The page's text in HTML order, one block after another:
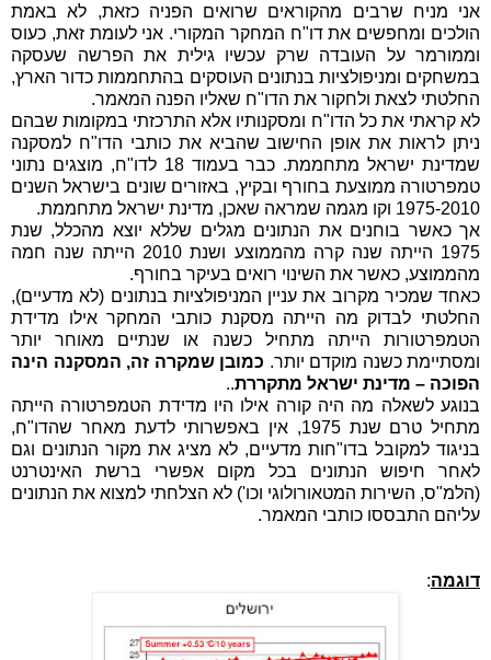
אני מניח שרבים מהקוראים שרואים הפניה כזאת, לא באמת
הולכים ומחפשים את דו"ח המחקר המקורי. אני לעומת זאת, כעוס
וממורמר על העובדה שרק עכשיו גילית את הפרשה שעסקה
במשחקים ומניפולציות בנתונים העוסקים בהתחממות כדור הארץ,
החלטתי לצאת ולחקור את הדו"ח שאליו הפנה המאמר.
לא קראתי את כל הדו"ח ומסקנותיו אלא התרכזתי במקומות שבהם
ניתן לראות את אופן החישוב שהביא את כותבי הדו"ח למסקנה
שמדינת ישראל מתחממת. כבר בעמוד 18 לדו"ח, מוצגים נתוני
טמפרטורה ממוצעת בחורף ובקיץ, באזורים שונים בישראל השנים
1975-2010 וקו מגמה שמראה שאכן, מדינת ישראל מתחממת.
אך כאשר בוחנים את הנתונים מגלים שללא יוצא מהכלל, שנת
1975 הייתה שנה קרה מהממוצע ושנת 2010 הייתה שנה חמה
מהממוצע, כאשר את השינוי רואים בעיקר בחורף.
כאחד שמכיר מקרוב את עניין המניפולציות בנתונים (לא מדעיים),
החלטתי לבדוק מה הייתה מסקנת כותבי המחקר אילו מדידת
הטמפרטורות הייתה מתחיל כשנה או שנתיים מאוחר יותר
ומסתיימת כשנה מוקדם יותר. כמובן שמקרה זה, המסקנה הינה
הפוכה – מדינת ישראל מתקררת..
בנוגע לשאלה מה היה קורה אילו היו מדידת הטמפרטורה הייתה
מתחיל טרם שנת 1975, אין באפשרותי לדעת מאחר שהדו"ח,
בניגוד למקובל בדו"חות מדעיים, לא מציג את מקור הנתונים וגם
לאחר חיפוש הנתונים בכל מקום אפשרי ברשת האינטרנט
(הלמ"ס, השירות המטאורולוגי וכו') לא הצלחתי למצוא את הנתונים
עליהם התבססו כותבי המאמר.
דוגמה: